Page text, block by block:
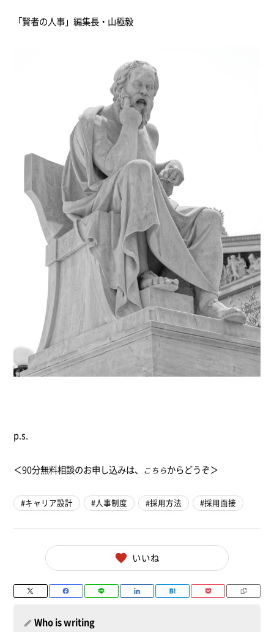
「賢者の人事」編集長・山極毅
p.s.
＜90分無料相談のお申し込みは、 こちらからどうぞ＞
キャリア設計 人事制度 採用方法 採用面接
いいね
Who is writing